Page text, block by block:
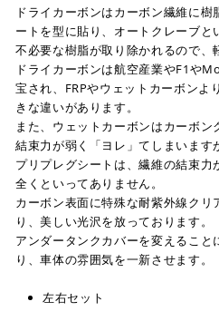
ドライカーボンはカーボン繊維に
ートを型に貼り、オートクレーブと
不必要な樹脂が取り除かれるので、
ドライカーボンは航空産業やF1や
宝され、FRPやウェットカーボンよ
きな違いがあります。
また、ウェットカーボンはカーボ
結束力が弱く「ヨレ」てしまいます
プリプレグシートは、繊維の結束力
全くといってありません。
カーボン表面に特殊な耐紫外線クリ
り、美しい光沢を放っております。
アンダータンクカバーを変えること
り、車体の雰囲気を一新させます。
左右セット